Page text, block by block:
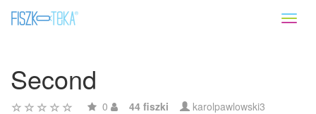
Second
0 44 fiszki karolpawlowski3